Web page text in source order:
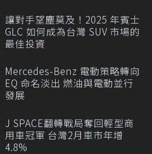
讓對手望塵莫及！2025 年賓士
GLC 如何成為台灣 SUV 市場的
最佳投資
Mercedes-Benz 電動策略轉向
EQ 命名淡出 燃油與電動並行
發展
J SPACE翻轉戰局奪回輕型商
用車冠軍 台灣2月車市年增
4.8%